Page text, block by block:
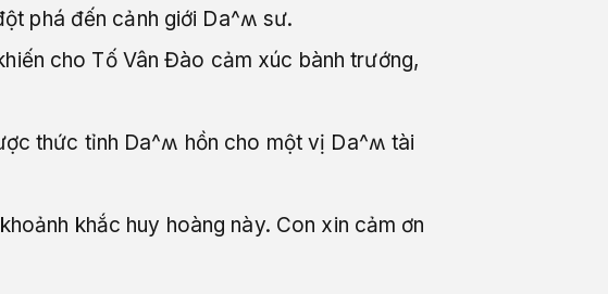
phá đến cảnh giới Da^ʍ sư.
cho Tố Vân Đào cảm xúc bành trướng,
thức tỉnh Da^ʍ hồn cho một vị Da^ʍ tài
khắc huy hoàng này. Con xin cảm ơn